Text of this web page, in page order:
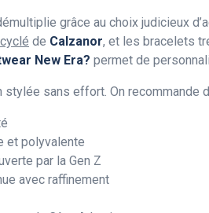
grâce au choix judicieux
de Calzanor, et les bracelets
New Era? permet de
sans effort. On recommande
et polyvalente
par la Gen Z
avec raffinement